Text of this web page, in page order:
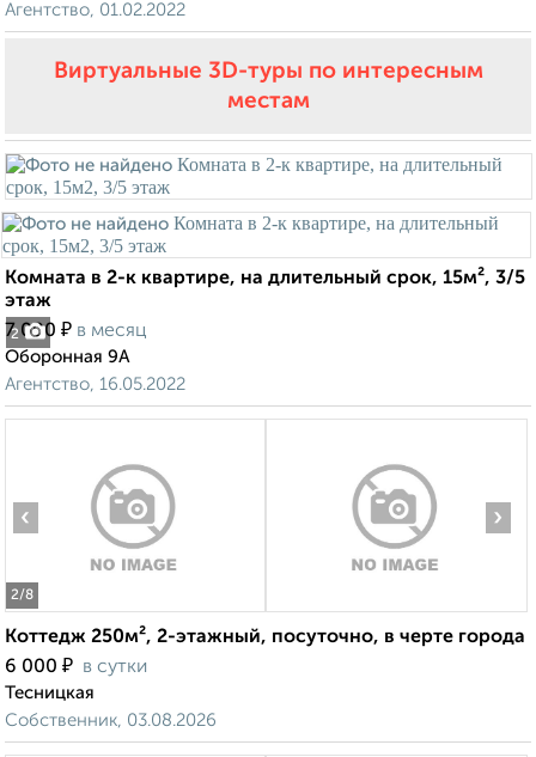
Агентство, 01.02.2022
Виртуальные 3D-туры по интересным
местам
2
Комната в 2-к квартире, на длительный срок, 15м², 3/5
этаж
7 000 ₽ в месяц
Оборонная 9А
Агентство, 16.05.2022
2/8
‹ ›
Коттедж 250м², 2-этажный, посуточно, в черте города
6 000 ₽ в сутки
Тесницкая
Собственник, 03.08.2026